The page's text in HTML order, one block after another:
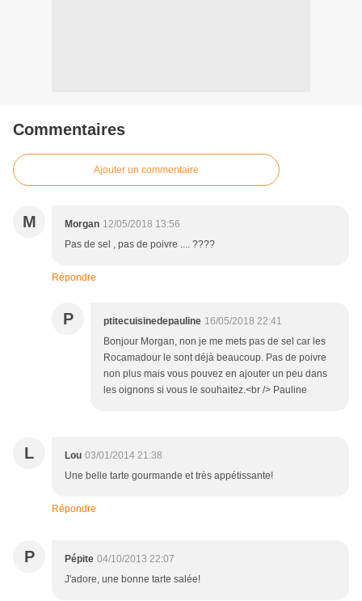
Commentaires
Ajouter un commentaire
M Morgan 12/05/2018 13:56
Pas de sel , pas de poivre .... ????
Répondre
P ptitecuisinedepauline 16/05/2018 22:41
Bonjour Morgan, non je me mets pas de sel car les
Rocamadour le sont déjà beaucoup. Pas de poivre
non plus mais vous pouvez en ajouter un peu dans
les oignons si vous le souhaitez.<br /> Pauline
L Lou 03/01/2014 21:38
Une belle tarte gourmande et très appétissante!
Répondre
P Pépite 04/10/2013 22:07
J'adore, une bonne tarte salée!